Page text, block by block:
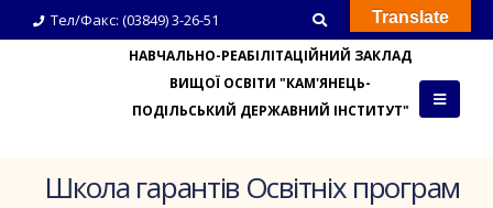
Тел/Факс: (03849) 3-26-51
НАВЧАЛЬНО-РЕАБІЛІТАЦІЙНИЙ ЗАКЛАД
ВИЩОЇ ОСВІТИ "КАМ'ЯНЕЦЬ-
ПОДІЛЬСЬКИЙ ДЕРЖАВНИЙ ІНСТИТУТ"
Школа гарантів Освітніх програм
Translate